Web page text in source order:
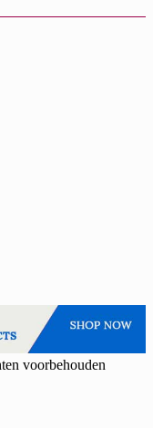
voorbehouden